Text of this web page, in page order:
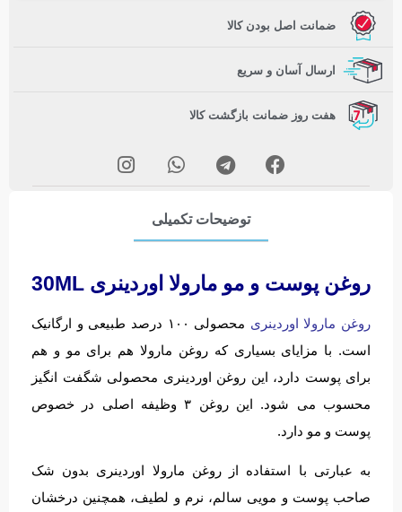
ضمانت اصل بودن کالا
ارسال آسان و سریع
هفت روز ضمانت بازگشت کالا
توضیحات تکمیلی
روغن پوست و مو مارولا اوردینری 30ML
روغن مارولا اوردینری
محصولی ۱۰۰ درصد طبیعی و ارگانیک
است. با مزایای بسیاری که روغن مارولا هم برای مو و هم
برای پوست دارد، این روغن اوردینری محصولی شگفت انگیز
محسوب می شود. این روغن ۳ وظیفه اصلی در خصوص
پوست و مو دارد.
به عبارتی با استفاده از روغن مارولا اوردینری بدون شک
صاحب پوست و مویی سالم، نرم و لطیف، همچنین درخشان